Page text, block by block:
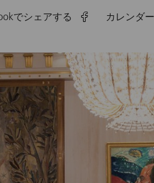
でシェアする カレンダ